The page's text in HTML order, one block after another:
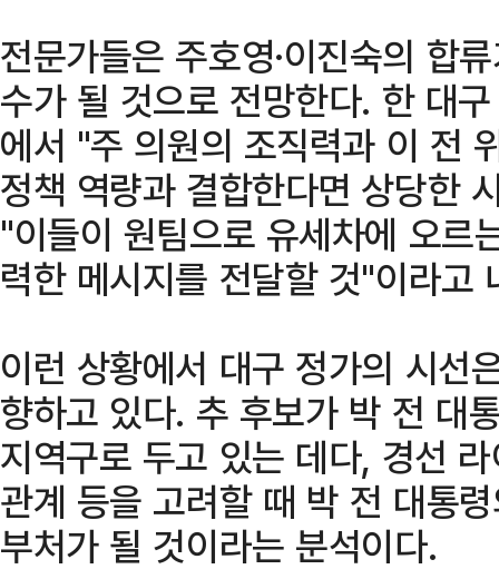
전문가들은 주호영·이진숙의 합
수가 될 것으로 전망한다. 한 대
에서 "주 의원의 조직력과 이 전
정책 역량과 결합한다면 상당한
"이들이 원팀으로 유세차에 오르
력한 메시지를 전달할 것"이라고
이런 상황에서 대구 정가의 시선
향하고 있다. 추 후보가 박 전 대
지역구로 두고 있는 데다, 경선
관계 등을 고려할 때 박 전 대통
부처가 될 것이라는 분석이다.